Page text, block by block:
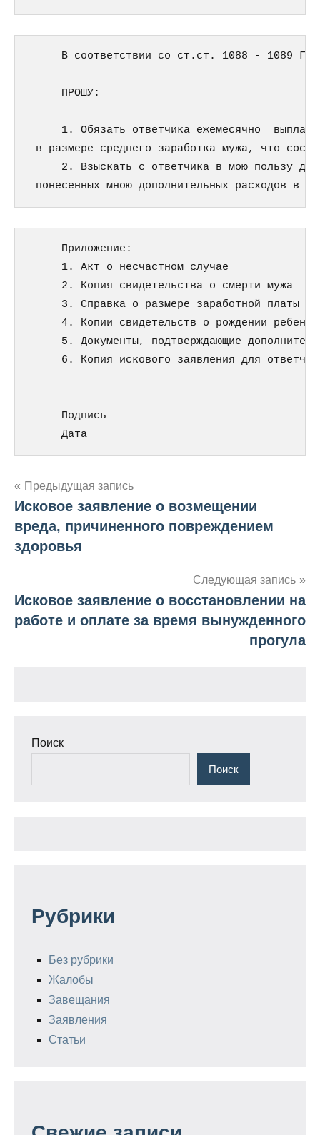
В соответствии со ст.ст. 1088 - 1089 ГК
1. Обязать ответчика ежемесячно
в размере среднего заработка мужа, что
2. Взыскать с ответчика в мою пользу
     1. Акт о несчастном случае
     2. Копия свидетельства о смерти мужа
3. Справка о размере заработной платы
     4. Копии свидетельств о рождении ребенка
5. Документы, подтверждающие
6. Копия искового заявления для
     Дата
Навигация
по
записям
Предыдущая запись
Исковое заявление о возмещении
вреда, причиненного повреждением
здоровья
Следующая запись
Исковое заявление о восстановлении на
работе и оплате за время вынужденного
прогула
Поиск
Поиск
Рубрики
Без рубрики
Жалобы
Завещания
Заявления
Статьи